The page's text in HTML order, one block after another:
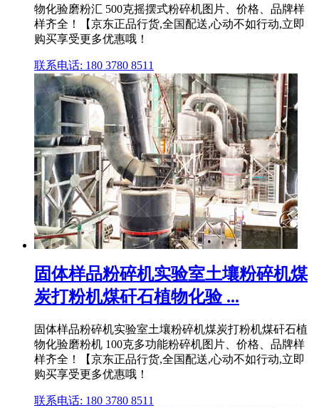
物化验磨粉汇 500克摇摆式粉碎机图片、价格、品牌样
样齐全！【京东正品行货,全国配送,心动不如行动,立即
购买享受更多优惠哦！
联系电话: 180 3780 8511
固体样品粉碎机实验室土壤粉碎机煤
炭打粉机煤矸石植物化验 ...
固体样品粉碎机实验室土壤粉碎机煤炭打粉机煤矸石植
物化验磨粉机 100克多功能粉碎机图片、价格、品牌样
样齐全！【京东正品行货,全国配送,心动不如行动,立即
购买享受更多优惠哦！
联系电话: 180 3780 8511